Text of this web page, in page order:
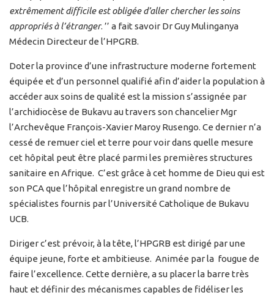
extrêmement difficile est obligée d’aller chercher les soins
appropriés à l’étranger. ’’ a fait savoir Dr Guy Mulinganya
Médecin Directeur de l’HPGRB.
Doter la province d’une infrastructure moderne fortement
équipée et d’un personnel qualifié afin d’aider la population à
accéder aux soins de qualité est la mission s’assignée par
l’archidiocèse de Bukavu au travers son chancelier Mgr
l’Archevêque François-Xavier Maroy Rusengo. Ce dernier n’a
cessé de remuer ciel et terre pour voir dans quelle mesure
cet hôpital peut être placé parmi les premières structures
sanitaire en Afrique. C’est grâce à cet homme de Dieu qui est
son PCA que l’hôpital enregistre un grand nombre de
spécialistes fournis par l’Université Catholique de Bukavu
UCB.
Diriger c’est prévoir, à la tête, l’HPGRB est dirigé par une
équipe jeune, forte et ambitieuse. Animée par la fougue de
faire l’excellence. Cette dernière, a su placer la barre très
haut et définir des mécanismes capables de fidéliser les